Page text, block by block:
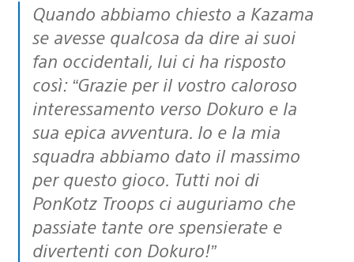
Quando abbiamo chiesto a Kazama
se avesse qualcosa da dire ai suoi
fan occidentali, lui ci ha risposto
così: “Grazie per il vostro caloroso
interessamento verso Dokuro e la
sua epica avventura. Io e la mia
squadra abbiamo dato il massimo
per questo gioco. Tutti noi di
PonKotz Troops ci auguriamo che
passiate tante ore spensierate e
divertenti con Dokuro!”